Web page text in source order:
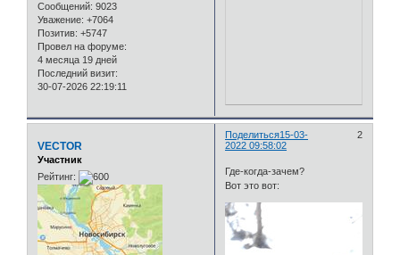
Сообщений: 9023
Уважение: +7064
Позитив: +5747
Провел на форуме:
4 месяца 19 дней
Последний визит:
30-07-2026 22:19:11
Поделиться 2
15-03-
2022 09:58:02
VECTOR
Участник
Рейтинг:
Где-когда-зачем?
Вот это вот: